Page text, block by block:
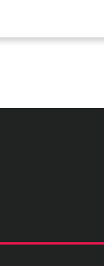
et tradition